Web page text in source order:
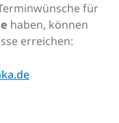
für
haben, können
erreichen: